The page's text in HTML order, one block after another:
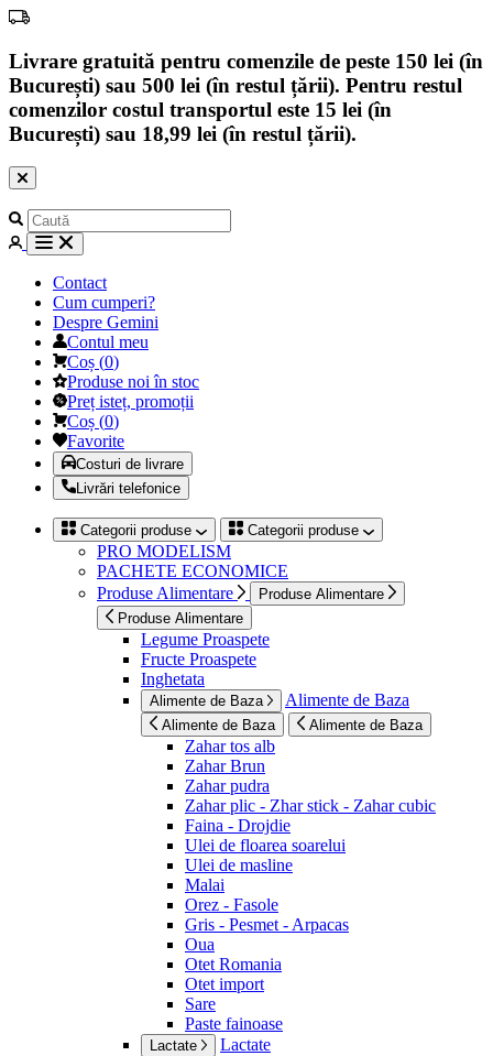
Livrare gratuită pentru comenzile de peste 150 lei (în
București) sau 500 lei (în restul țării). Pentru restul
comenzilor costul transportul este 15 lei (în
București) sau 18,99 lei (în restul țării).
Contact
Cum cumperi?
Despre Gemini
Contul meu
Coș (0)
Produse noi în stoc
Preț isteț, promoții
Coș (0)
Favorite
Costuri de livrare
Livrări telefonice
Categorii produse Categorii produse
PRO MODELISM
PACHETE ECONOMICE
Produse Alimentare
Produse Alimentare
Produse Alimentare
Legume Proaspete
Fructe Proaspete
Inghetata
Alimente de Baza Alimente de Baza
Alimente de Baza Alimente de Baza
Zahar tos alb
Zahar Brun
Zahar pudra
Zahar plic - Zhar stick - Zahar cubic
Faina - Drojdie
Ulei de floarea soarelui
Ulei de masline
Malai
Orez - Fasole
Gris - Pesmet - Arpacas
Oua
Otet Romania
Otet import
Sare
Paste fainoase
Lactate Lactate